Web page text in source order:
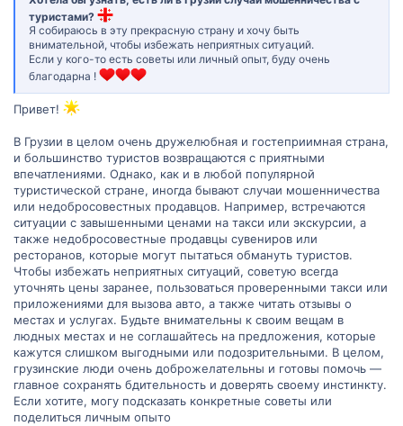
туристами?
Я собираюсь в эту прекрасную страну и хочу быть
внимательной, чтобы избежать неприятных ситуаций.
Если у кого-то есть советы или личный опыт, буду очень
благодарна !
Привет!
В Грузии в целом очень дружелюбная и гостеприимная страна,
и большинство туристов возвращаются с приятными
впечатлениями. Однако, как и в любой популярной
туристической стране, иногда бывают случаи мошенничества
или недобросовестных продавцов. Например, встречаются
ситуации с завышенными ценами на такси или экскурсии, а
также недобросовестные продавцы сувениров или
ресторанов, которые могут пытаться обмануть туристов.
Чтобы избежать неприятных ситуаций, советую всегда
уточнять цены заранее, пользоваться проверенными такси или
приложениями для вызова авто, а также читать отзывы о
местах и услугах. Будьте внимательны к своим вещам в
людных местах и не соглашайтесь на предложения, которые
кажутся слишком выгодными или подозрительными. В целом,
грузинские люди очень доброжелательны и готовы помочь —
главное сохранять бдительность и доверять своему инстинкту.
Если хотите, могу подсказать конкретные советы или
поделиться личным опыто